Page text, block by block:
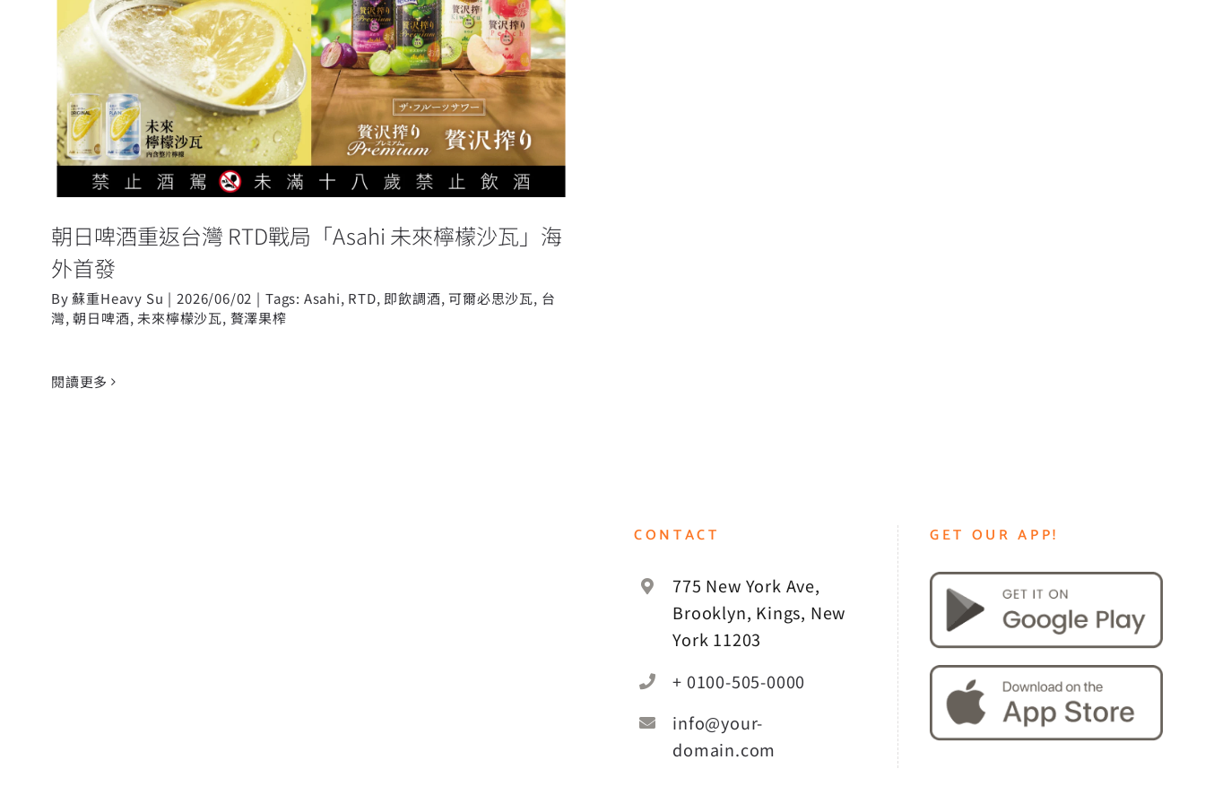
朝日啤酒重返台灣 RTD戰局「Asahi 未來檸檬沙
瓦」海外首發
朝日啤酒重返台灣 RTD戰局「Asahi 未來檸檬沙瓦」海
外首發
By蘇重Heavy Su | 2026/06/02 | Tags: Asahi, RTD, 即飲調酒, 可爾必思沙瓦, 台
灣,朝日啤酒,未來檸檬沙瓦, 贅澤果榨
閱讀更多
CONTACT
775 New York Ave,
Brooklyn, Kings, New
York 11203
+ 0100-505-0000
info@your-
domain.com
GET OUR APP!